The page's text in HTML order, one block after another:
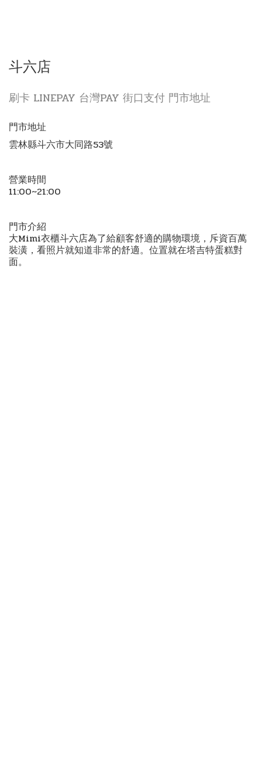
斗六店
刷卡 LINEPAY 台灣PAY 街口支付 門市地址
門市地址
雲林縣斗六市大同路53號
營業時間
11:00~21:00
門市介紹
大Mimi衣櫃斗六店為了給顧客舒適的購物環境，斥資百萬
裝潢，看照片就知道非常的舒適。位置就在塔吉特蛋糕對
面。